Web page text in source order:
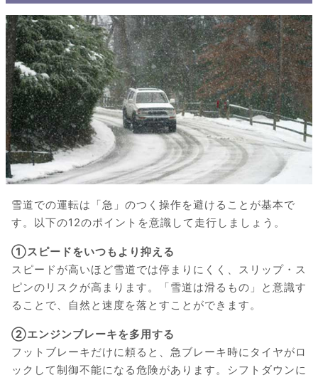
雪道での運転は「急」のつく操作を避けることが基本で
す。以下の12のポイントを意識して走行しましょう。
①スピードをいつもより抑える
スピードが高いほど雪道では停まりにくく、スリップ・ス
ピンのリスクが高まります。「雪道は滑るもの」と意識す
ることで、自然と速度を落とすことができます。
②エンジンブレーキを多用する
フットブレーキだけに頼ると、急ブレーキ時にタイヤがロ
ックして制御不能になる危険があります。シフトダウンに